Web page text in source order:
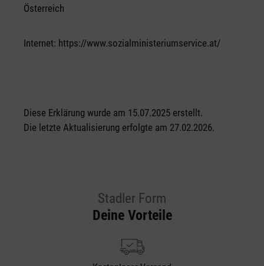
Österreich
Internet: https://www.sozialministeriumservice.at/
Diese Erklärung wurde am 15.07.2025 erstellt.
Die letzte Aktualisierung erfolgte am 27.02.2026.
Stadler Form
Deine Vorteile